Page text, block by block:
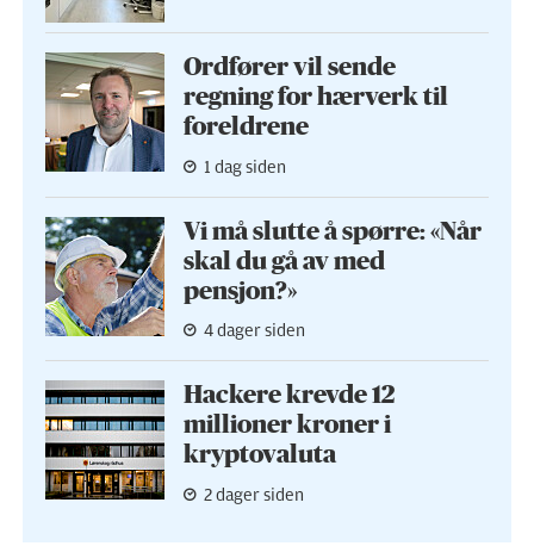
Ordfører vil sende
regning for hærverk til
foreldrene
1 dag siden
Vi må slutte å spørre: «Når
skal du gå av med
pensjon?»
4 dager siden
Hackere krevde 12
millioner kroner i
kryptovaluta
2 dager siden